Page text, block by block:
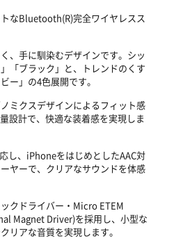
なBluetooth(R)完全ワイヤレスス
、手に馴染むデザインです。シッ
「ブラック」と、トレンドのくす
ー」の4色展開です。
ミクスデザインによるフィット感
設計で、快適な装着感を実現しま
し、iPhoneをはじめとしたAAC対
ヤーで、クリアなサウンドを体感
クドライバー・Micro ETEM
Magnet Driver)を採用し、小型な
リアな音質を実現します。